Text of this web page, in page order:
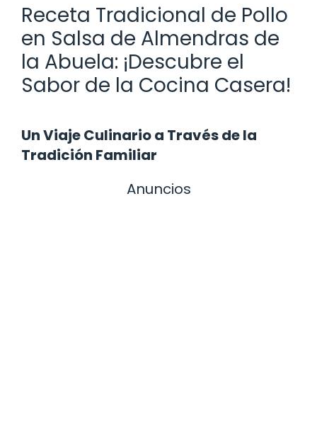
Receta Tradicional de Pollo
en Salsa de Almendras de
la Abuela: ¡Descubre el
Sabor de la Cocina Casera!
Un Viaje Culinario a Través de la
Tradición Familiar
Anuncios